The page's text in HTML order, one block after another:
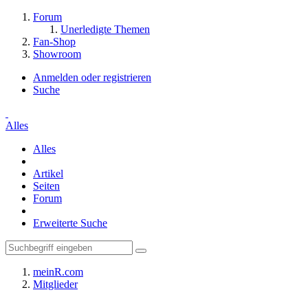
Forum
Unerledigte Themen
Fan-Shop
Showroom
Anmelden oder registrieren
Suche
Alles
Alles
Artikel
Seiten
Forum
Erweiterte Suche
meinR.com
Mitglieder